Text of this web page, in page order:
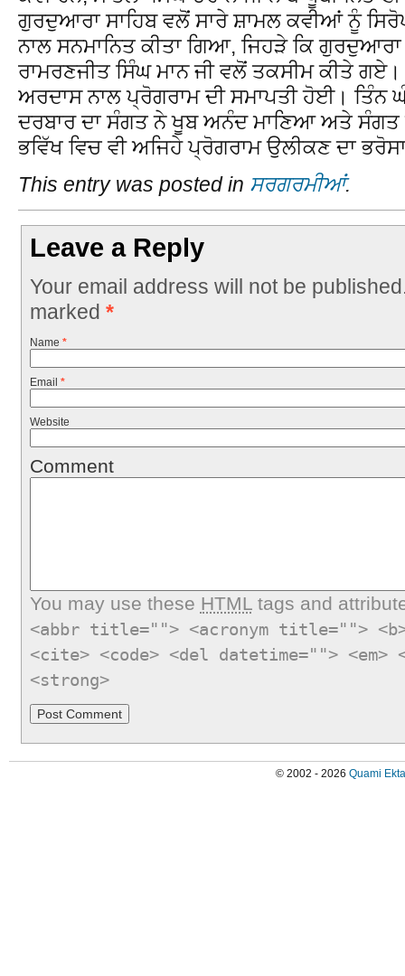
ਗੁਰਦੁਆਰਾ ਸਾਹਿਬ ਵਲੋਂ ਸਾਰੇ ਸ਼ਾਮਲ ਕਵੀਆਂ ਨੂੰ
ਨਾਲ ਸਨਮਾਨਿਤ ਕੀਤਾ ਗਿਆ, ਜਿਹੜੇ ਕਿ
ਰਾਮਰਣਜੀਤ ਸਿੰਘ ਮਾਨ ਜੀ ਵਲੋਂ ਤਕਸੀਮ ਕੀਤੇ
ਅਰਦਾਸ ਨਾਲ ਪ੍ਰੋਗਰਾਮ ਦੀ ਸਮਾਪਤੀ ਹੋਈ। ਤਿੰਨ
ਦਰਬਾਰ ਦਾ ਸੰਗਤ ਨੇ ਖੂਬ ਅਨੰਦ ਮਾਣਿਆ ਅਤੇ ਸੰਗਤ
ਭਵਿੱਖ ਵਿਚ ਵੀ ਅਜਿਹੇ ਪ੍ਰੋਗਰਾਮ ਉਲੀਕਣ ਦਾ
This entry was posted in ਸਰਗਰਮੀਆਂ.
Leave a Reply
Your email address will not be
marked *
Name *
Email *
Website
Comment
You may use these HTMLtags and
<abbr title=""> <acronym title="">
<cite> <code> <del datetime="">
<strong>
© 2002 - 2026 Quami